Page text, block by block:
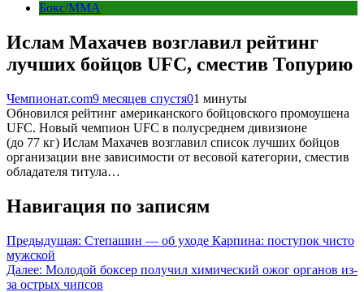
Бокс/MMA
Ислам Махачев возглавил рейтинг
лучших бойцов UFC, сместив Топурию
Чемпионат.com9 месяцев спустя01 минуты
Обновился рейтинг американского бойцовского промоушена
UFC. Новый чемпион UFC в полусреднем дивизионе
(до 77 кг) Ислам Махачев возглавил список лучших бойцов
организации вне зависимости от весовой категории, сместив
обладателя титула…
Навигация по записям
Предыдущая: Степашин — об уходе Карпина: поступок чисто
мужской
Далее: Молодой боксер получил химический ожог органов из-
за острых чипсов